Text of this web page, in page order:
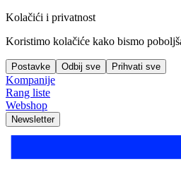
Kolačići i privatnost
Koristimo kolačiće kako bismo
Postavke Odbij sve Prihvati sve
Kompanije
Rang liste
Webshop
Newsletter